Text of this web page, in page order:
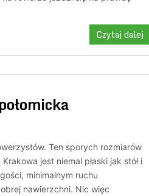
Czytaj dalej
Ten sporych rozmiarów
jest niemal płaski jak stół i
minimalnym ruchu
nawierzchni. Nic więc